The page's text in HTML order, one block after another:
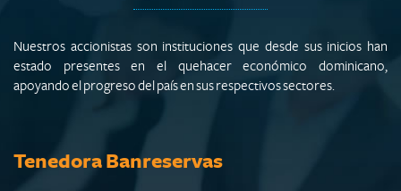
Nuestros accionistas son instituciones que desde sus inicios han
estado presentes en el quehacer económico dominicano,
apoyando el progreso del país en sus respectivos sectores.
Tenedora Banreservas